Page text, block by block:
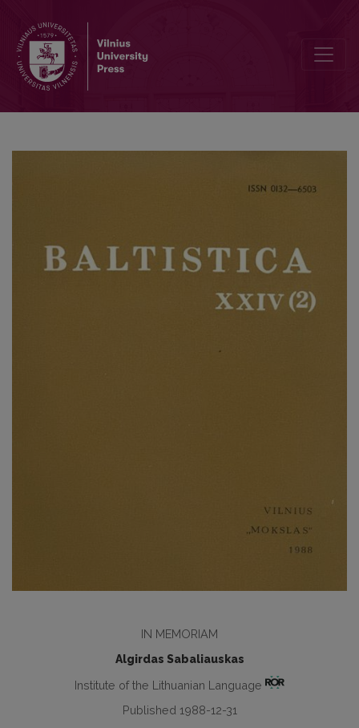
IN MEMORIAM
Algirdas Sabaliauskas
Institute of the Lithuanian Language
Published 1988-12-31